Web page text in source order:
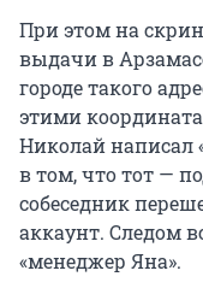
При этом на
выдачи в
городе такого
этими
Николай написал
в том, что тот —
собеседник
аккаунт. Следом
«менеджер Яна».